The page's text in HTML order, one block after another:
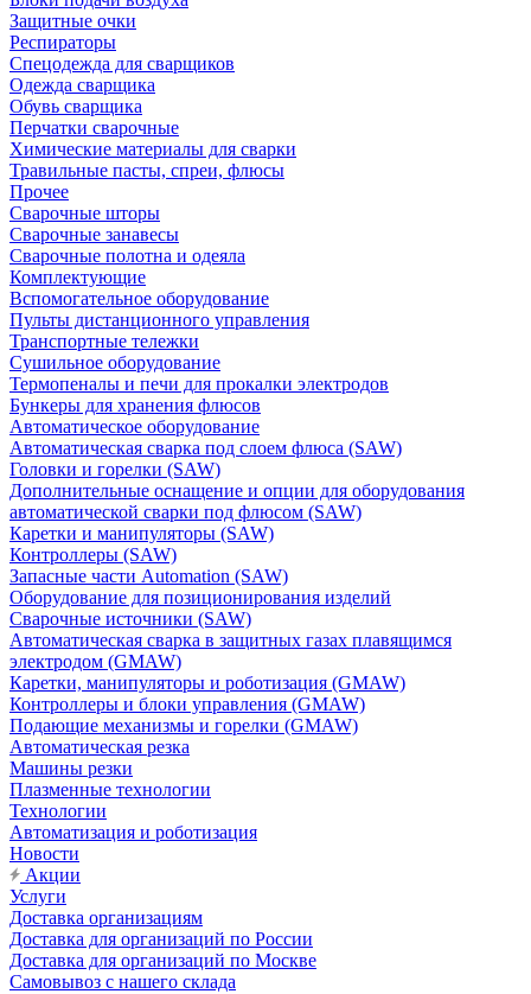
Защитные очки
Респираторы
Спецодежда для сварщиков
Одежда сварщика
Обувь сварщика
Перчатки сварочные
Химические материалы для сварки
Травильные пасты, спреи, флюсы
Прочее
Сварочные шторы
Сварочные занавесы
Сварочные полотна и одеяла
Комплектующие
Вспомогательное оборудование
Пульты дистанционного управления
Транспортные тележки
Сушильное оборудование
Термопеналы и печи для прокалки электродов
Бункеры для хранения флюсов
Автоматическое оборудование
Автоматическая сварка под слоем флюса (SAW)
Головки и горелки (SAW)
Дополнительные оснащение и опции для оборудования
автоматической сварки под флюсом (SAW)
Каретки и манипуляторы (SAW)
Контроллеры (SAW)
Запасные части Automation (SAW)
Оборудование для позиционирования изделий
Сварочные источники (SAW)
Автоматическая сварка в защитных газах плавящимся
электродом (GMAW)
Каретки, манипуляторы и роботизация (GMAW)
Контроллеры и блоки управления (GMAW)
Подающие механизмы и горелки (GMAW)
Автоматическая резка
Машины резки
Плазменные технологии
Технологии
Автоматизация и роботизация
Новости
Акции
Услуги
Доставка организациям
Доставка для организаций по России
Доставка для организаций по Москве
Самовывоз с нашего склада